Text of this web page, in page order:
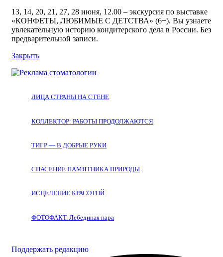
13, 14, 20, 21, 27, 28 июня, 12.00 – экскурсия по выставке
«КОНФЕТЫ, ЛЮБИМЫЕ С ДЕТСТВА» (6+). Вы узнаете
увлекательную историю кондитерского дела в России. Без
предварительной записи.
Закрыть
ЛИЦА СТРАНЫ НА СТЕНЕ
КОЛЛЕКТОР: РАБОТЫ ПРОДОЛЖАЮТСЯ
ТИГР — В ДОБРЫЕ РУКИ
СПАСЕНИЕ ПАМЯТНИКА ПРИРОДЫ
ИСЦЕЛЕНИЕ КРАСОТОЙ
ФОТОФАКТ. Лебединая пара
Поддержать редакцию